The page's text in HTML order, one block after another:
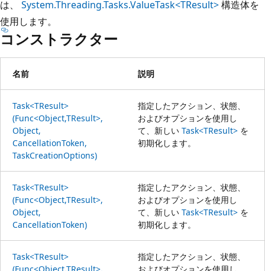
は、 System.Threading.Tasks.ValueTask<TResult>構造体を
使用します。
コンストラクター
名前 説明
Task<TResult>
(Func<Object,TResult>,
Object,
CancellationToken,
TaskCreationOptions)
指定したアクション、状態、
およびオプションを使用し
て、新しい Task<TResult> を
初期化します。
Task<TResult>
(Func<Object,TResult>,
Object,
CancellationToken)
指定したアクション、状態、
およびオプションを使用し
て、新しい Task<TResult> を
初期化します。
Task<TResult>
(Func<Object,TResult>,
指定したアクション、状態、
およびオプションを使用し